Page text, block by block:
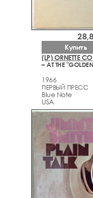
(LP) ORNETTE
1966
ПЕРВЫЙ ПРЕСС
Blue Note
USA
Купить